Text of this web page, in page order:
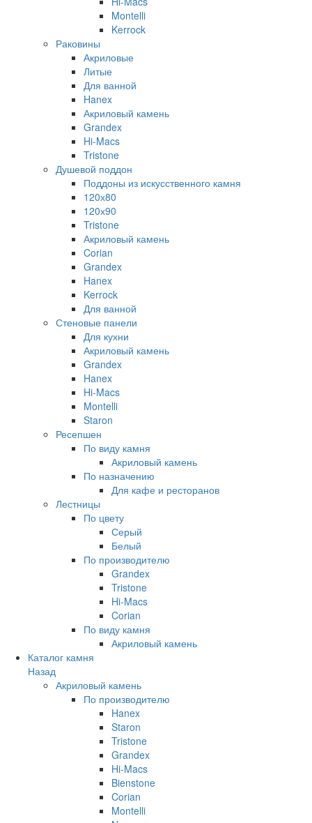
Montelli
Kerrock
Раковины
Акриловые
Литые
Для ванной
Hanex
Акриловый камень
Grandex
Hi-Macs
Tristone
Душевой поддон
Поддоны из искусственного камня
120х80
120х90
Tristone
Акриловый камень
Corian
Grandex
Hanex
Kerrock
Для ванной
Стеновые панели
Для кухни
Акриловый камень
Grandex
Hanex
Hi-Macs
Montelli
Staron
Ресепшен
По виду камня
Акриловый камень
По назначению
Для кафе и ресторанов
Лестницы
По цвету
Серый
Белый
По производителю
Grandex
Tristone
Hi-Macs
Corian
По виду камня
Акриловый камень
Каталог камня
Назад
Акриловый камень
По производителю
Hanex
Staron
Tristone
Grandex
Hi-Macs
Bienstone
Corian
Montelli